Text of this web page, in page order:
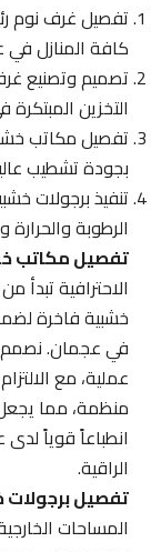
تفصيل غرف نوم
كافة المنازل في
تصميم وتصنيع غرف
التخزين المبتكرة
تفصيل مكاتب
بجودة تشطيب
تنفيذ برجولات
الرطوبة والحرارة
تفصيل مكاتب
الاحترافية تبدأ
خشبية فاخرة
في عجمان. نصمم
عملية، مع الالتزام
منظمة، مما يجعل
انطباعاً قوياً لدى
الراقية.
تفصيل برجولات
المساحات